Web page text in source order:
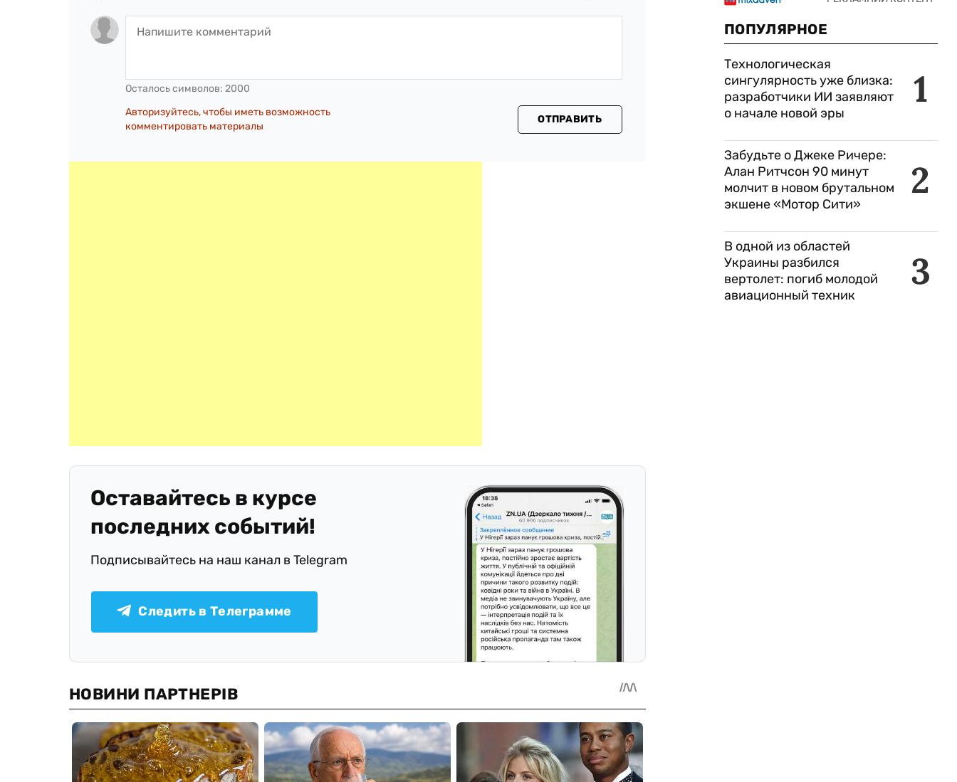
Осталось символов: 2000
Авторизуйтесь, чтобы иметь возможность
комментировать материалы
ОТПРАВИТЬ
Оставайтесь в курсе
последних событий!
Подписывайтесь на наш канал в Telegram
Следить в Телеграмме
ПОПУЛЯРНОЕ
1
Технологическая
сингулярность уже близка:
разработчики ИИ заявляют
о начале новой эры
2
Забудьте о Джеке Ричере:
Алан Ритчсон 90 минут
молчит в новом брутальном
экшене «Мотор Сити»
3
В одной из областей
Украины разбился
вертолет: погиб молодой
авиационный техник